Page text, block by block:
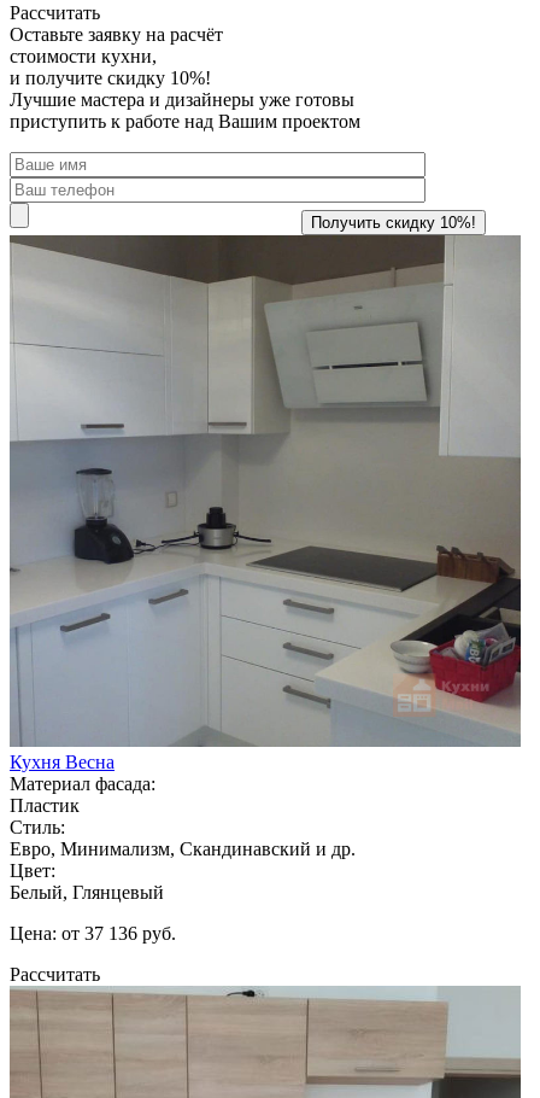
Рассчитать
Оставьте заявку на расчёт
стоимости кухни,
и получите скидку 10%!
Лучшие мастера и дизайнеры уже готовы
приступить к работе над Вашим проектом
Кухня Весна
Материал фасада:
Пластик
Стиль:
Евро, Минимализм, Скандинавский и др.
Цвет:
Белый, Глянцевый
Цена: от 37 136 руб.
Рассчитать